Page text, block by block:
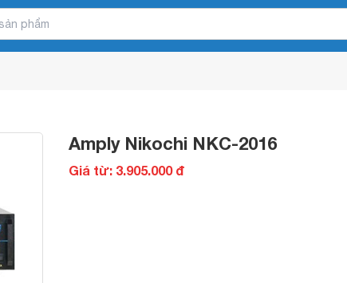
Amply Nikochi NKC-2016
Giá từ: 3.905.000 đ